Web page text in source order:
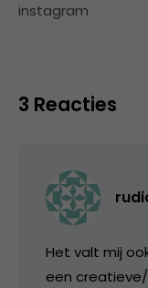
instagram
3 Reacties
Het valt mij
een